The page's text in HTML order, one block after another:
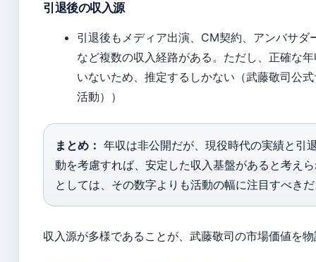
引退後の収入源
引退後もメディア出演、CM契約、アンバサダ
など複数の収入経路がある。ただし、正確な
いないため、推定するしかない（武藤敬司公
活動））
まとめ： 年収は非公開だが、現役時代の実績と引
動を考慮すれば、安定した収入基盤があると考え
としては、その数字よりも活動の幅に注目すべき
収入源が多様であることが、武藤敬司の市場価値を